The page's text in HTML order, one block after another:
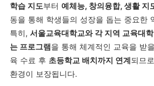
학습 지도부터 예체능, 창의융합, 생활 지
동을 통해 학생들의 성장을 돕는 중요한
특히, 서울교육대학교와 각 지역 교육대
는 프로그램을 통해 체계적인 교육을 받
육 수료 후 초등학교 배치까지 연계되므
환경이 보장됩니다.